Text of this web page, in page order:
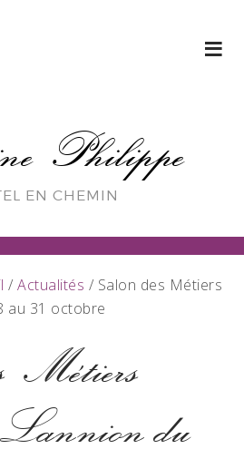
Philippe
EN CHEMIN
/ Actualités / Salon des Métiers
au 31 octobre
Métiers
du